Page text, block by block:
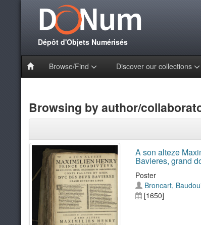
Dépôt d'Objets Numérisés
Browse/Find Discover our collections
Browsing by author/
A son alteze
Bavieres, grand
Poster
Broncart,
[1650]